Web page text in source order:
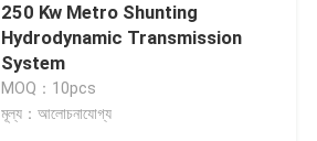
250 Kw Metro Shunting
Hydrodynamic Transmission
System
MOQ：10pcs
মূল্য：আলোচনাযোগ্য